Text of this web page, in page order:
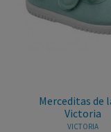
Merceditas de
Victoria
VICTORIA